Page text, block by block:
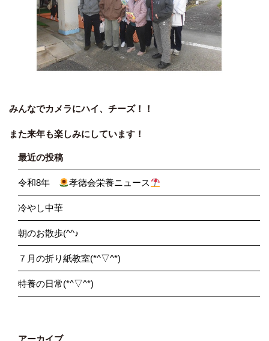
みんなでカメラにハイ、チーズ！！
また来年も楽しみにしています！
最近の投稿
令和8年 孝徳会栄養ニュース
冷やし中華
朝のお散歩(^^♪
７月の折り紙教室(*^▽^*)
特養の日常(*^▽^*)